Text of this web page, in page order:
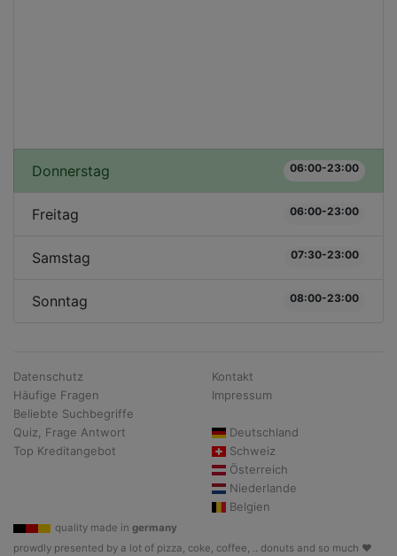
Donnerstag 06:00-23:00
Freitag 06:00-23:00
Samstag 07:30-23:00
Sonntag 08:00-23:00
Datenschutz
Häufige Fragen
Beliebte Suchbegriffe
Quiz, Frage Antwort
Top Kreditangebot
Kontakt
Impressum
Deutschland
Schweiz
Österreich
Niederlande
Belgien
quality made in germany
prowdly presented by a lot of pizza, coke, coffee, .. donuts and so much ♥